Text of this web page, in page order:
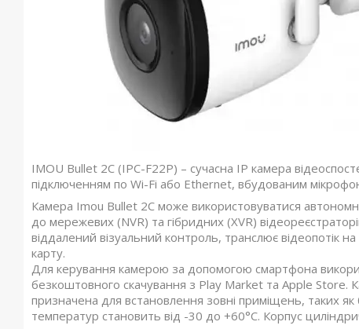
IMOU Bullet 2С (IPC-F22P) – сучасна IP камера
підключенням по Wi-Fi або Ethernet, вбудованим
Камера Imou Bullet 2C може використовуватися
до мережевих (NVR) та гібридних (XVR)
віддалений візуальний контроль, транслює відеопотік
карту.
Для керування камерою за допомогою смартфона
безкоштовного скачування з Play Market та Apple Store.
призначена для встановлення зовні приміщень, таких
температур становить від -30 до +60°С. Корпус